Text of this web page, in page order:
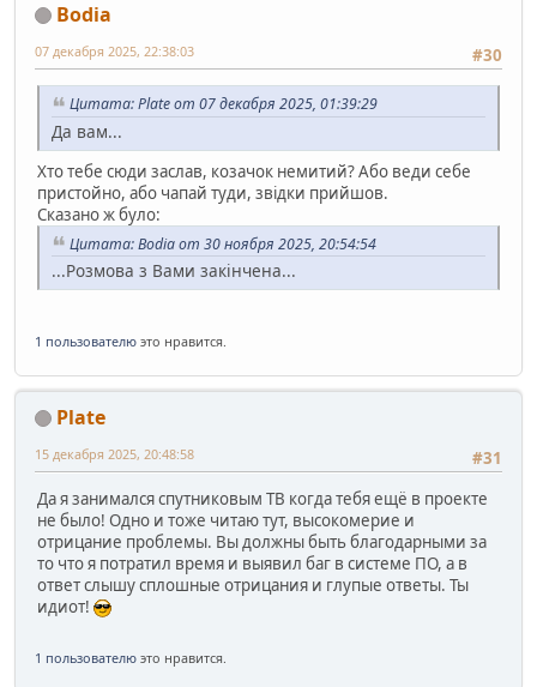
Bodia
#30
07 декабря 2025, 22:38:03
Цитата: Plate от 07 декабря 2025, 01:39:29
Да вам...
Хто тебе сюди заслав, козачок немитий? Або веди себе
пристойно, або чапай туди, звідки прийшов.
Сказано ж було:
Цитата: Bodia от 30 ноября 2025, 20:54:54
...Розмова з Вами закінчена...
1 пользователю это нравится.
Plate
#31
15 декабря 2025, 20:48:58
Да я занимался спутниковым ТВ когда тебя ещё в проекте
не было! Одно и тоже читаю тут, высокомерие и
отрицание проблемы. Вы должны быть благодарными за
то что я потратил время и выявил баг в системе ПО, а в
ответ слышу сплошные отрицания и глупые ответы. Ты
идиот!
1 пользователю это нравится.